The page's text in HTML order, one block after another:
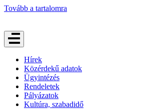
Tovább a tartalomra
Hírek
Közérdekű adatok
Ügyintézés
Rendeletek
Pályázatok
Kultúra, szabadidő